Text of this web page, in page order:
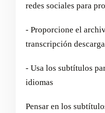
redes sociales para
- Proporcione el
transcripción
- Usa los subtítulos
idiomas
Pensar en los